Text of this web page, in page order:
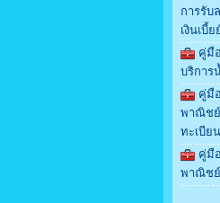
การรับ
เงินเบี้
คู่มื
บริการ
คู่มื
พาณิชย์
ทะเบีย
คู่มื
พาณิชย์